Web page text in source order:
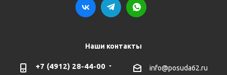
Наши контакты
+7 (4912) 28-44-00 info@posuda62.ru